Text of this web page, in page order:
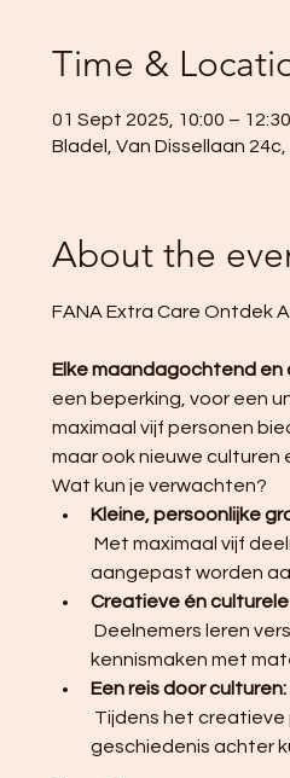
Time &
01 Sept 2025, 10:00 – 12:30
Bladel, Van Dissellaan
About the
FANA Extra Care Ontdek
Elke maandagochtend en
een beperking, voor een
maximaal vijf personen
maar ook nieuwe culturen
Wat kun je verwachten?
Kleine, persoonlijke
aangepast worden
Creatieve én
kennismaken met
Een reis door culturen:
geschiedenis achter